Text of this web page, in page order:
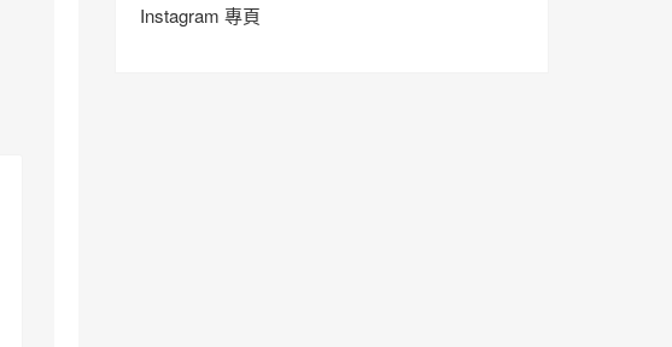
Instagram 專頁